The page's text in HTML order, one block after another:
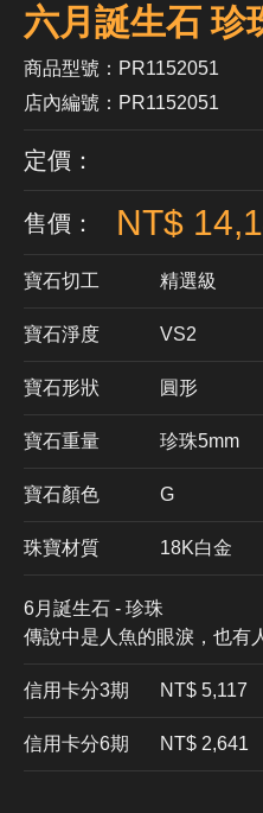
六月誕生石 珍
商品型號：PR1152051
店內編號：PR1152051
定價：
售價： NT$
寶石切工 精選級
寶石淨度 VS2
寶石形狀 ​圓形
寶石重量 珍珠5mm
寶石顏色 G
珠寶材質 18K白金
6月誕生石 - 珍珠
傳說中是人魚的眼淚，也有
信用卡分3期 ​NT$ 5,117
信用卡分6期 NT$ 2,641